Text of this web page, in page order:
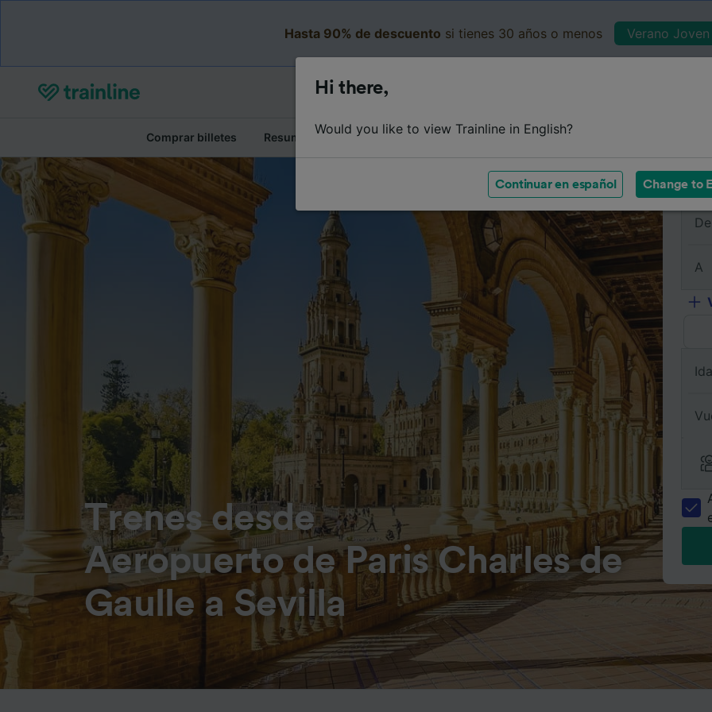
Hasta 90% de descuento si tienes 30 años o menos Verano
Comprar billetes Resumen del viaje Horarios Clases Servicios a bordo
Trenes desde
Aeropuerto de Paris Charles de
Gaulle a Sevilla
De
A
Ida
Hi there,
Would you like to view Trainline in English?
Continuar en español Change to